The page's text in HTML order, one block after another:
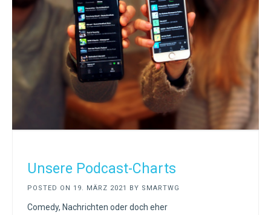
Unsere Podcast-Charts
POSTED ON 19. MÄRZ 2021 BY SMARTWG
Comedy, Nachrichten oder doch eher